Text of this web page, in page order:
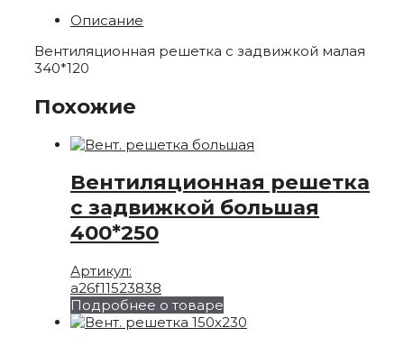
Описание
Вентиляционная решетка с задвижкой малая
340*120
Похожие
Вентиляционная решетка
с задвижкой большая
400*250
Артикул:
a26f11523838
Подробнее о товаре